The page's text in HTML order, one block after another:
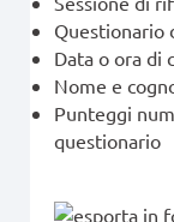
Data o ora di
Nome e
Punteggi
questionario